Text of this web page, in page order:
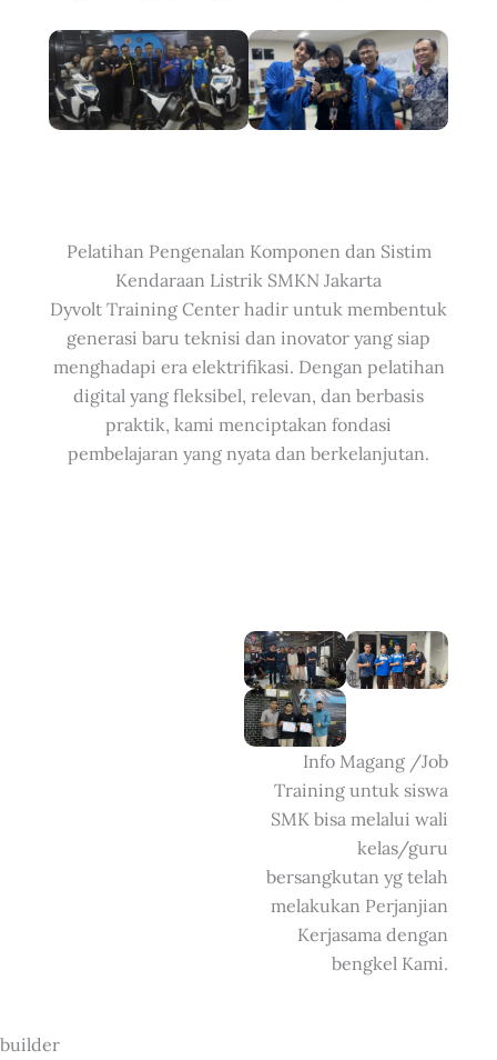
Pelatihan Pengenalan Komponen dan Sistim
Kendaraan Listrik SMKN Jakarta
Dyvolt Training Center hadir untuk membentuk
generasi baru teknisi dan inovator yang siap
menghadapi era elektrifikasi. Dengan pelatihan
digital yang fleksibel, relevan, dan berbasis
praktik, kami menciptakan fondasi
pembelajaran yang nyata dan berkelanjutan.
Info Magang /Job
Training untuk siswa
SMK bisa melalui wali
kelas/guru
bersangkutan yg telah
melakukan Perjanjian
Kerjasama dengan
bengkel Kami.